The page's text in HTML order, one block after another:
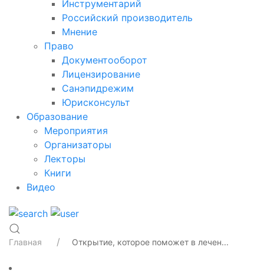
Инструментарий
Российский производитель
Мнение
Право
Документооборот
Лицензирование
Санэпидрежим
Юрисконсульт
Образование
Мероприятия
Организаторы
Лекторы
Книги
Видео
Главная Открытие, которое поможет в лечен...